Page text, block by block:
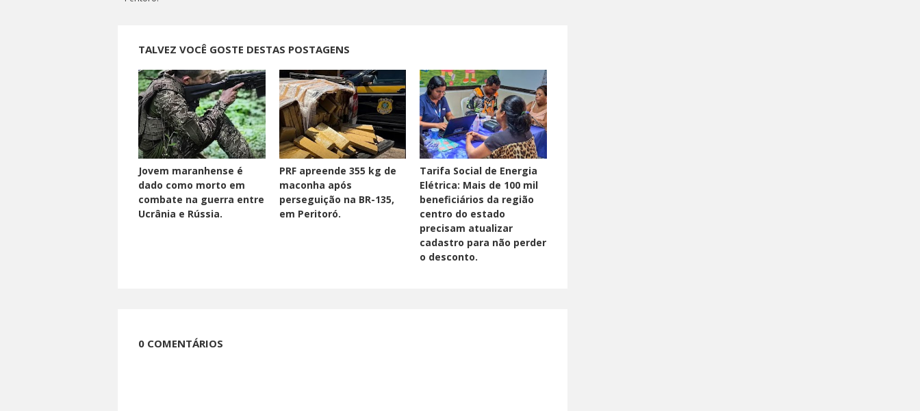
TALVEZ VOCÊ GOSTE DESTAS POSTAGENS
Jovem maranhense é
dado como morto em
combate na guerra entre
Ucrânia e Rússia.
PRF apreende 355 kg de
maconha após
perseguição na BR-135,
em Peritoró.
Tarifa Social de Energia
Elétrica: Mais de 100 mil
beneficiários da região
centro do estado
precisam atualizar
cadastro para não perder
o desconto.
0 COMENTÁRIOS